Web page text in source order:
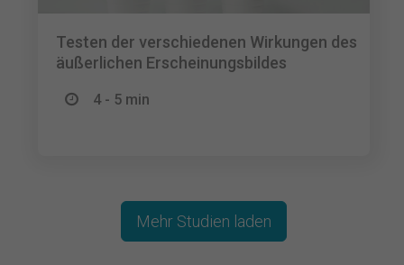
Testen der verschiedenen Wirkungen des
äußerlichen Erscheinungsbildes
4 - 5 min
Mehr Studien laden